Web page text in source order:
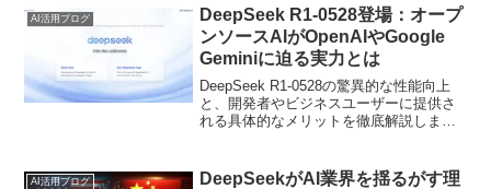
DeepSeek社のR1オープンソー...
AI活用ブログ
DeepSeek R1-0528登場：オープ
ンソースAIがOpenAIやGoogle
Geminiに迫る実力とは
DeepSeek R1-0528の驚異的な性能向上
と、開発者やビジネスユーザーに提供さ
れる具体的なメリットを徹底解説しま
AI活用ブログ
DeepSeekがAI業界を揺るがす理